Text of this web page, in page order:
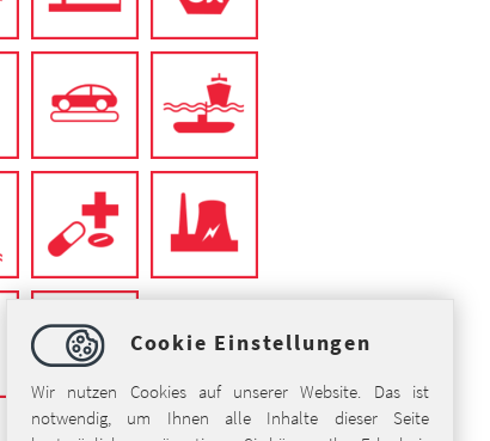
Cookie Einstellungen
Wir nutzen Cookies auf unserer Website. Das ist
notwendig, um Ihnen alle Inhalte dieser Seite